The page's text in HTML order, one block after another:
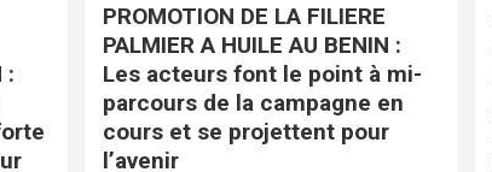
:
PROMOTION DE LA FILIERE
PALMIER A HUILE AU BENIN :
Les acteurs font le point à mi-
parcours de la campagne en
cours et se projettent pour
l’avenir